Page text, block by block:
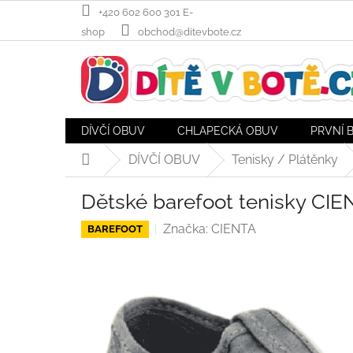
obsah
+420 602 600 301 E-
shop
obchod@ditevbote.cz
DÍVČÍ OBUV CHLAPECKÁ OBUV PRVNÍ
DomůDÍVČÍ OBUV Tenisky / Plátěnky
Dětské barefoot tenisky
BAREFOOT Značka: CIENTA